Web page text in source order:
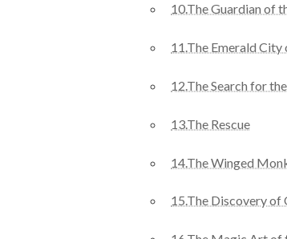
10.The Guardian of
11.The Emerald City
12.The Search for
13.The Rescue
14.The Winged
15.The Discovery of